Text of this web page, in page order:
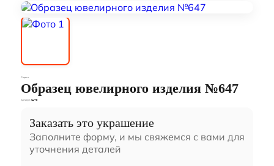
Серьги
Образец ювелирного изделия №647
Артикул: Сц-75
Заказать это украшение
Заполните форму, и мы свяжемся с вами для
уточнения деталей